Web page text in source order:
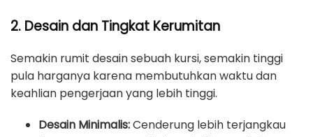
2. Desain dan Tingkat Kerumitan
Semakin rumit desain sebuah kursi, semakin tinggi
pula harganya karena membutuhkan waktu dan
keahlian pengerjaan yang lebih tinggi.
Desain Minimalis:Cenderung lebih terjangkau